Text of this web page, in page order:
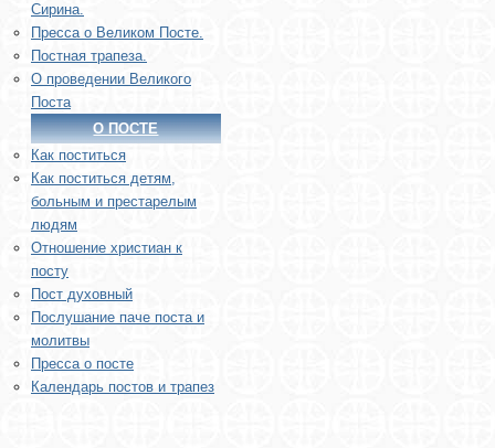
Сирина.
Пресса о Великом Посте.
Постная трапеза.
О проведении Великого
Поста
О ПОСТЕ
Как поститься
Как поститься детям,
больным и престарелым
людям
Отношение христиан к
посту
Пост духовный
Послушание паче поста и
молитвы
Пресса о посте
Календарь постов и трапез